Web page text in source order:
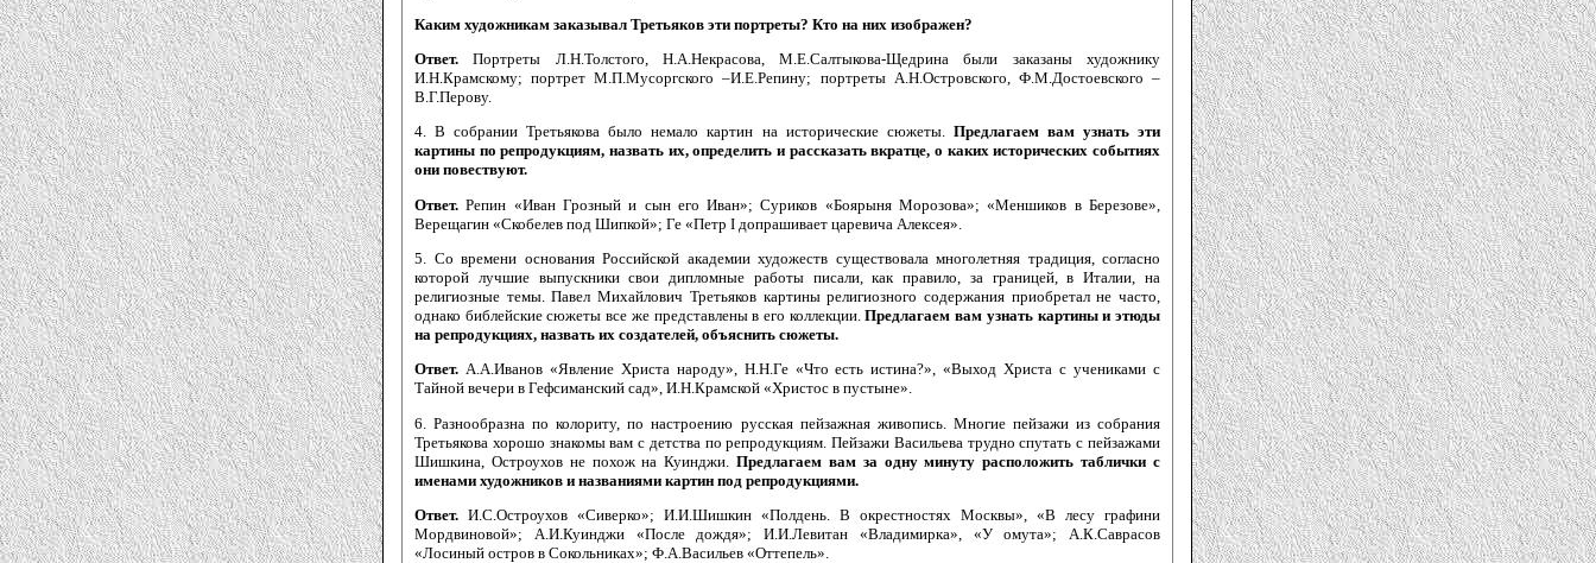
Каким художникам заказывал Третьяков эти портреты? Кто на них изображен?
Ответ.Портреты Л.Н.Толстого, Н.А.Некрасова, М.Е.Салтыкова-Щедрина были заказаны художнику
И.Н.Крамскому; портрет М.П.Мусоргского –И.Е.Репину; портреты А.Н.Островского, Ф.М.Достоевского –
В.Г.Перову.
4. В собрании Третьякова было немало картин на исторические сюжеты. Предлагаем вам узнать эти
картины по репродукциям, назвать их, определить и рассказать вкратце, о каких исторических событиях
они повествуют.
Ответ.Репин «Иван Грозный и сын его Иван»; Суриков «Боярыня Морозова»; «Меншиков в Березове»,
Верещагин «Скобелев под Шипкой»; Ге «Петр I допрашивает царевича Алексея».
5. Со времени основания Российской академии художеств существовала многолетняя традиция, согласно
которой лучшие выпускники свои дипломные работы писали, как правило, за границей, в Италии, на
религиозные темы. Павел Михайлович Третьяков картины религиозного содержания приобретал не часто,
однако библейские сюжеты все же представлены в его коллекции.Предлагаем вам узнать картины и этюды
на репродукциях, назвать их создателей, объяснить сюжеты.
Ответ. А.А.Иванов «Явление Христа народу», Н.Н.Ге «Что есть истина?», «Выход Христа с учениками с
Тайной вечери в Гефсиманский сад», И.Н.Крамской «Христос в пустыне».
6. Разнообразна по колориту, по настроению русская пейзажная живопись. Многие пейзажи из собрания
Третьякова хорошо знакомы вам с детства по репродукциям. Пейзажи Васильева трудно спутать с пейзажами
Шишкина, Остроухов не похож на Куинджи.Предлагаем вам за одну минуту расположить таблички с
именами художников и названиями картин под репродукциями.
Ответ. И.С.Остроухов «Сиверко»; И.И.Шишкин «Полдень. В окрестностях Москвы», «В лесу графини
Мордвиновой»; А.И.Куинджи «После дождя»; И.И.Левитан «Владимирка», «У омута»; А.К.Саврасов
«Лосиный остров в Сокольниках»; Ф.А.Васильев «Оттепель».